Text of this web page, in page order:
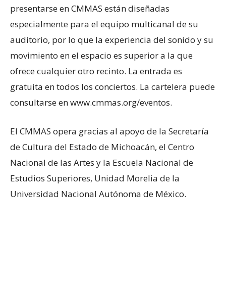
presentarse en CMMAS están diseñadas
especialmente para el equipo multicanal de su
auditorio, por lo que la experiencia del sonido y su
movimiento en el espacio es superior a la que
ofrece cualquier otro recinto. La entrada es
gratuita en todos los conciertos. La cartelera puede
consultarse en www.cmmas.org/eventos.
El CMMAS opera gracias al apoyo de la Secretaría
de Cultura del Estado de Michoacán, el Centro
Nacional de las Artes y la Escuela Nacional de
Estudios Superiores, Unidad Morelia de la
Universidad Nacional Autónoma de México.